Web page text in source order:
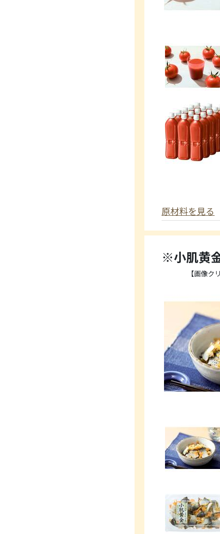
原材料を見る
※小肌黄
【画像ク